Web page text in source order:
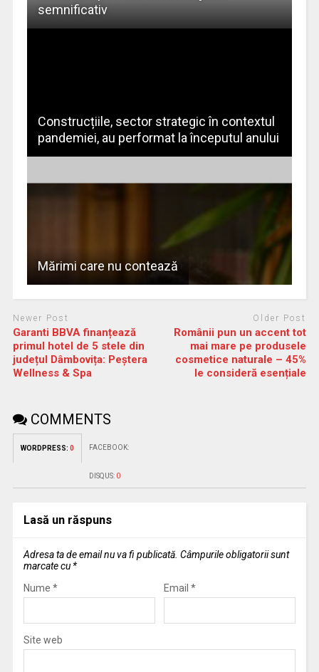
semnificativ
Construcțiile, sector strategic în contextul
pandemiei, au performat la începutul anului
Mărimi care nu contează
Newer Post
Garanti BBVA finanțează
primul hotel de 5 stele din
județul Dâmbovița: Peștera
Wellness & Spa
Older Post
Românii pun un accent tot
mai mare pe produsele
cosmetice naturale – 45%
le consideră esențiale
COMMENTS
WORDPRESS: 0 FACEBOOK:
DISQUS: 0
Lasă un răspuns
Adresa ta de email nu va fi publicată. Câmpurile obligatorii sunt
marcate cu *
Nume * Email *
Site web